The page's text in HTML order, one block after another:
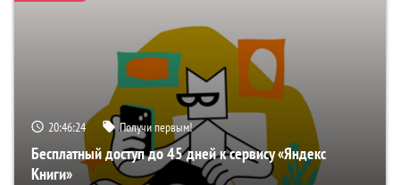
20:46:23 Получи первым!
Бесплатный доступ до 45 дней к сервису «Яндекс
Книги»